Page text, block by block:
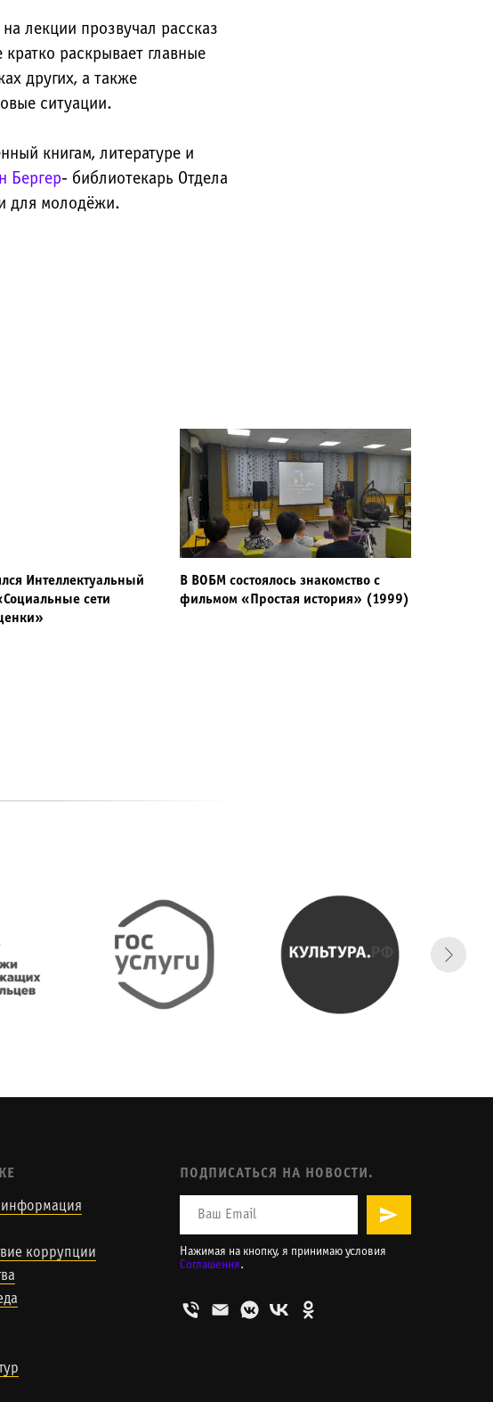
лекции прозвучал рассказ
раскрывает главные
других, а также
ситуации.
книгам, литературе и
Бергер- библиотекарь Отдела
для молодёжи.
Интеллектуальный
сети
В ВОБМ состоялось знакомство с
фильмом «Простая история» (1999)
коррупции
ПОДПИСАТЬСЯ НА НОВОСТИ.
Нажимая на кнопку, я принимаю условия
Соглашения.